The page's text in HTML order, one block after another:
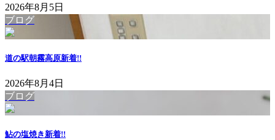
2026年8月5日
ブログ
道の駅朝霧高原新着!!
2026年8月4日
ブログ
鮎の塩焼き新着!!